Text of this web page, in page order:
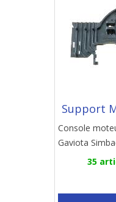
Support
Console
Gaviota
35